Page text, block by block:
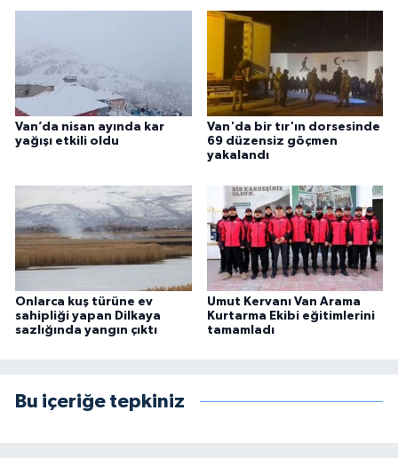
Van’da nisan ayında kar
yağışı etkili oldu
Van'da bir tır'ın dorsesinde
69 düzensiz göçmen
yakalandı
Onlarca kuş türüne ev
sahipliği yapan Dilkaya
sazlığında yangın çıktı
Umut Kervanı Van Arama
Kurtarma Ekibi eğitimlerini
tamamladı
Bu içeriğe tepkiniz